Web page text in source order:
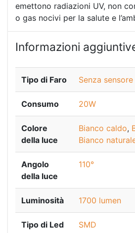
emettono radiazioni UV, non
o gas nocivi per la salute e
Informazioni
Tipo di Faro Senza sensore
Consumo 20W
Colore
della luce
Bianco caldo,
Bianco
Angolo
della luce
110°
Luminosità 1700 lumen
Tipo di Led SMD